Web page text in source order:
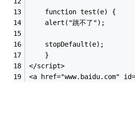
    function test(e) {
	alert("跳不了");
	stopDefault(e);
    }
</script>
<a href="www.baidu.com"